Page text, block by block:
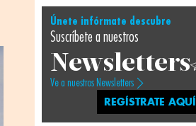
Únete infórmate descubre
Suscríbete a nuestros
Newsletters
Ve a nuestros Newsletters
REGÍSTRATE AQUÍ